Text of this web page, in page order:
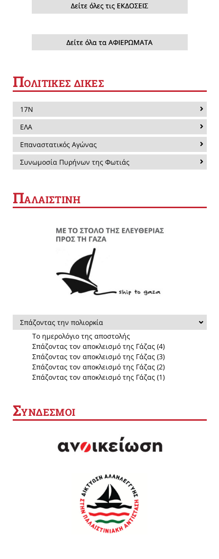
Δείτε όλες τις ΕΚΔΟΣΕΙΣ
Δείτε όλα τα ΑΦΙΕΡΩΜΑΤΑ
ΠΟΛΙΤΙΚΕΣ ΔΙΚΕΣ
17Ν
ΕΛΑ
Επαναστατικός Αγώνας
Συνωμοσία Πυρήνων της Φωτιάς
ΠΑΛΑΙΣΤΙΝΗ
Σπάζοντας την πολιορκία
Το ημερολόγιο της αποστολής
Σπάζοντας τον αποκλεισμό της Γάζας (4)
Σπάζοντας τον αποκλεισμό της Γάζας (3)
Σπάζοντας τον αποκλεισμό της Γάζας (2)
Σπάζοντας τον αποκλεισμό της Γάζας (1)
ΣΥΝΔΕΣΜΟΙ